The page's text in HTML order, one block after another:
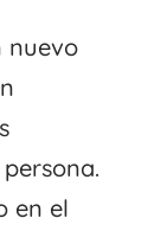
nuevo
en el